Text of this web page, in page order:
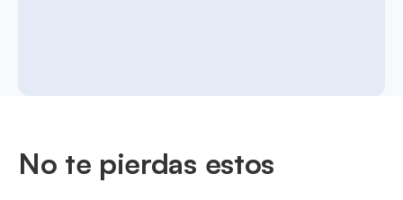
No te pierdas estos